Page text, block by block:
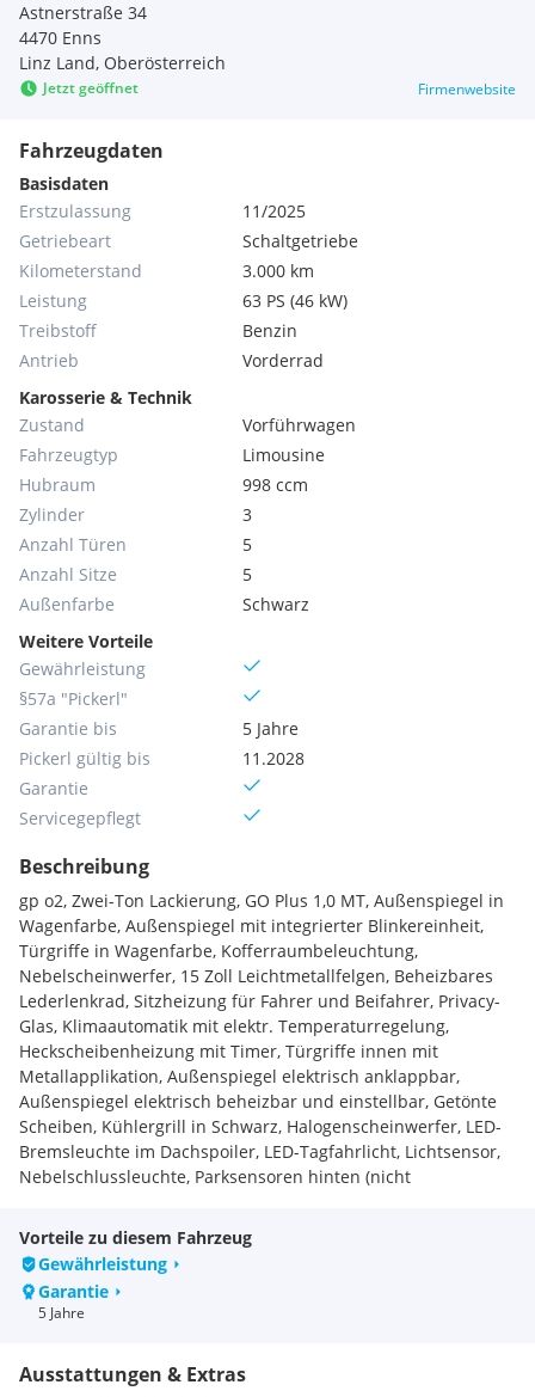
Astnerstraße 34
4470 Enns
Linz Land, Oberösterreich
Jetzt geöffnet Firmenwebsite
Fahrzeugdaten
Basisdaten
Erstzulassung
11/2025
Getriebeart
Schaltgetriebe
Kilometerstand
3.000 km
Leistung
63 PS (46 kW)
Treibstoff
Benzin
Antrieb
Vorderrad
Karosserie & Technik
Zustand
Vorführwagen
Fahrzeugtyp
Limousine
Hubraum
998 ccm
Zylinder
3
Anzahl Türen
5
Anzahl Sitze
5
Außenfarbe
Schwarz
Weitere Vorteile
Gewährleistung
§57a "Pickerl"
Garantie bis
5 Jahre
Pickerl gültig bis
11.2028
Garantie
Servicegepflegt
Beschreibung
gp o2, Zwei-Ton Lackierung, GO Plus 1,0 MT, Außenspiegel in
Wagenfarbe, Außenspiegel mit integrierter Blinkereinheit,
Türgriffe in Wagenfarbe, Kofferraumbeleuchtung,
Nebelscheinwerfer, 15 Zoll Leichtmetallfelgen, Beheizbares
Lederlenkrad, Sitzheizung für Fahrer und Beifahrer, Privacy-
Glas, Klimaautomatik mit elektr. Temperaturregelung,
Heckscheibenheizung mit Timer, Türgriffe innen mit
Metallapplikation, Außenspiegel elektrisch anklappbar,
Außenspiegel elektrisch beheizbar und einstellbar, Getönte
Scheiben, Kühlergrill in Schwarz, Halogenscheinwerfer, LED-
Bremsleuchte im Dachspoiler, LED-Tagfahrlicht, Lichtsensor,
Nebelschlussleuchte, Parksensoren hinten (nicht
Begrenzungssignalisierung, Stoßfänger in Wagenfarbe,
Fahrer- und Beifahrerairbag, (Beifahrerairbag deaktivierbar),
Kopfairbag (vorne und hinten), Seitenairbag für Fahrer und
Beifahrer, Alarmanlage, Antiblockiersystem (ABS),
Aufmerksamkeitsassistent (DAW), Berganfahrhilfe (HAC),
Fahrzeugstabilitätskontrolle (VSM), Fernlichtassistent (HBA),
Vorteile zu diesem Fahrzeug
Gewährleistung
Garantie
5 Jahre
Ausstattungen & Extras